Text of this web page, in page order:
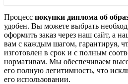
Процесс покупки диплома об
удобен. Вы можете выбрать
оформить заказ через наш сайт, а
вам с каждым шагом, гарантируя,
изготовлен в срок и с полным
нормативам. Мы обеспечиваем
его полную легитимность, что
его использовании.